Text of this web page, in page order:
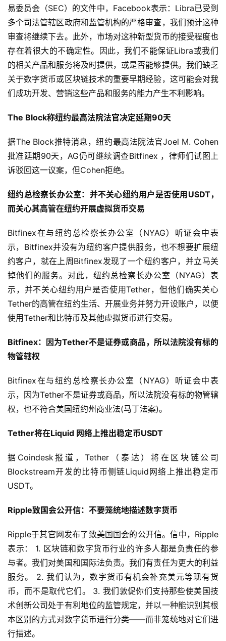
易委员会（SEC）的文件中，Facebook表示：Libra已受到
多个司法管辖区政府和监管机构的严格审查，我们预计这种
审查将继续下去。此外，市场对这种新型货币的接受程度也
存在着很大的不确定性。因此，我们不能保证Libra或我们
的相关产品和服务将及时提供，或是否能够提供。我们缺乏
关于数字货币或区块链技术的重要早期经验，这可能会对我
们成功开发、营销这些产品和服务的能力产生不利影响。
The Block称纽约最高法院法官决定延期90天
据The Block推特消息，纽约最高法院法官Joel M. Cohen
批准延期90天，AG仍可继续调查Bitfinex ，律师们试图上
诉驳回这一议案，但Cohen拒绝。
纽约总检察长办公室：并不关心纽约用户是否使用USDT，
而关心其高管在纽约开展虚拟货币交易
Bitfinex在与纽约总检察长办公室（NYAG）听证会中表
示，Bitfinex并没有为纽约客户提供服务，也不想要扩展纽
约客户，就在上周Bitfinex发现了一个纽约客户，并立马关
掉他们的服务。对此，纽约总检察长办公室（NYAG）表
示，并不关心纽约用户是否使用Tether，但他们确实关心
Tether的高管在纽约生活、开展业务并努力开设账户，以便
使用Tether和比特币及其他虚拟货币进行交易。
Bitfinex：因为Tether不是证券或商品，所以法院没有标的
物管辖权
Bitfinex在与纽约总检察长办公室（NYAG）听证会中表
示，因为Tether不是证券或商品，所以法院没有标的物管辖
权，也不符合美国纽约州商业法(马丁法案)。
Tether将在Liquid 网络上推出稳定币USDT
据Coindesk报道，Tether（泰达）将在区块链公司
Blockstream开发的比特币侧链Liquid网络上推出稳定币
USDT。
Ripple致国会公开信：不要笼统地描述数字货币
Ripple于其官网发布了致美国国会的公开信。信中，Ripple
表示： 1. 区块链和数字货币行业的许多人都是负责任的参
与者。我们对美国和国际法负责。我们有责任为更大的利益
服务。 2. 我们认为，数字货币有机会补充美元等现有货
币，而不是取代它们。 3. 我们敦促你们支持那些使美国技
术创新公司处于有利地位的监管规定，并以一种能识别其根
本区别的方式对数字货币进行分类——而非笼统地对它们进
行描述。